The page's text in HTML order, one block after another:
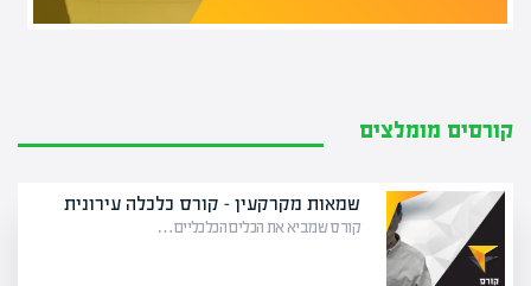
קורסים מומלצים
שמאות מקרקעין – קורס כלכלה עירונית
קורס שמביא את הכלים הכלכליים…